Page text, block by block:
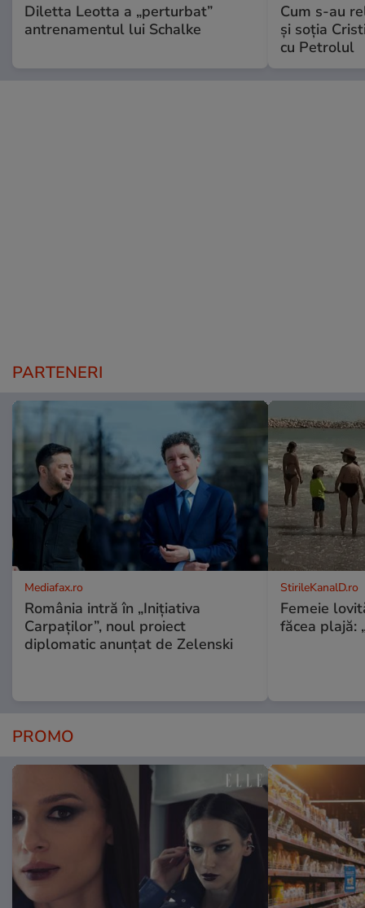
Diletta Leotta a „perturbat”
antrenamentul lui Schalke
Cum s-au
și soția
cu Petrolul
PARTENERI
Mediafax.ro
România intră în „Inițiativa
Carpaților”, noul proiect
diplomatic anunțat de Zelenski
StirileKanalD.ro
Femeie
făcea plajă:
PROMO